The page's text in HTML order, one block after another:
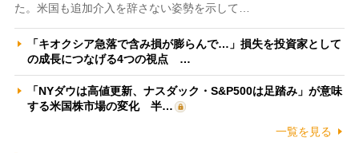
た。米国も追加介入を辞さない姿勢を示して…
「キオクシア急落で含み損が膨らんで…」損失を投資家として
の成長につなげる4つの視点 …
「NYダウは高値更新、ナスダック・S&P500は足踏み」が意味
する米国株市場の変化 半…
一覧を見る